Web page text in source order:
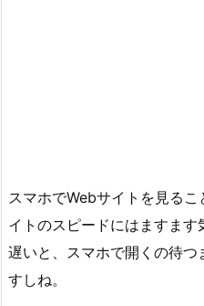
スマホでWebサイトを見る
イトのスピードにはますます
遅いと、スマホで開くの待つ
すしね。